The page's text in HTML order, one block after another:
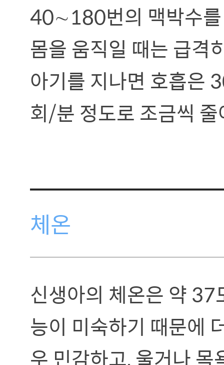
40∼180번의 맥박수를
몸을 움직일 때는 급격
아기를 지나면 호흡
회/분 정도로 조금씩
체온
신생아의 체온은 약
능이 미숙하기 때문에
우 민감하고, 울거나